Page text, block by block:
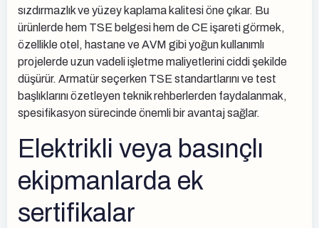
sızdırmazlık ve yüzey kaplama kalitesi öne çıkar. Bu
ürünlerde hem TSE belgesi hem de CE işareti görmek,
özellikle otel, hastane ve AVM gibi yoğun kullanımlı
projelerde uzun vadeli işletme maliyetlerini ciddi şekilde
düşürür. Armatür seçerken TSE standartlarını ve test
başlıklarını özetleyen teknik rehberlerden faydalanmak,
spesifikasyon sürecinde önemli bir avantaj sağlar.
Elektrikli veya basınçlı
ekipmanlarda ek
sertifikalar